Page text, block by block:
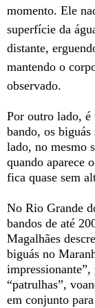
momento. Ele
superfície da
distante,
mantendo o
observado.
Por outro lado, é
bando, os
lado, no mesmo
quando aparece
fica quase sem
No Rio Grande
bandos de até
Magalhães
biguás no
“patrulhas”,
em conjunto